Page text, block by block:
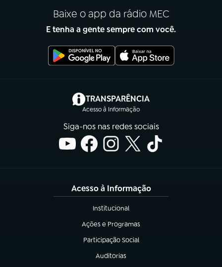
Baixe o app da rádio MEC
E tenha a gente sempre com você.
TRANSPARÊNCIA
Acesso à Informação
(abre em nova aba)
Siga-nos nas redes sociais
Acesso à Informação
Institucional
(abre em nova aba)
Ações e Programas
(abre em nova aba)
Participação Social
(abre em nova aba)
Auditorias
(abre em nova aba)